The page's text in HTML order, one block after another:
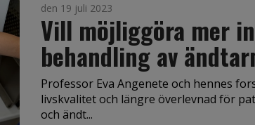
den 19 juli 2023
Vill möjliggöra mer
behandling av
Professor Eva Angenete och hennes
livskvalitet och längre överlevnad för
och ändt...